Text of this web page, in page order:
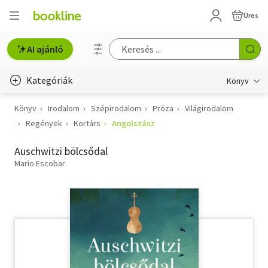
Üres
AI ajánló
Kategóriák Könyv
Életmód, egészség
Gyermek- és ifjúsági
Hobbi, szabadidő
Könyv Irodalom Szépirodalom Próza
Világirodalom
Regények
Kortárs Angolszász
Auschwitzi bölcsődal
Mario Escobar